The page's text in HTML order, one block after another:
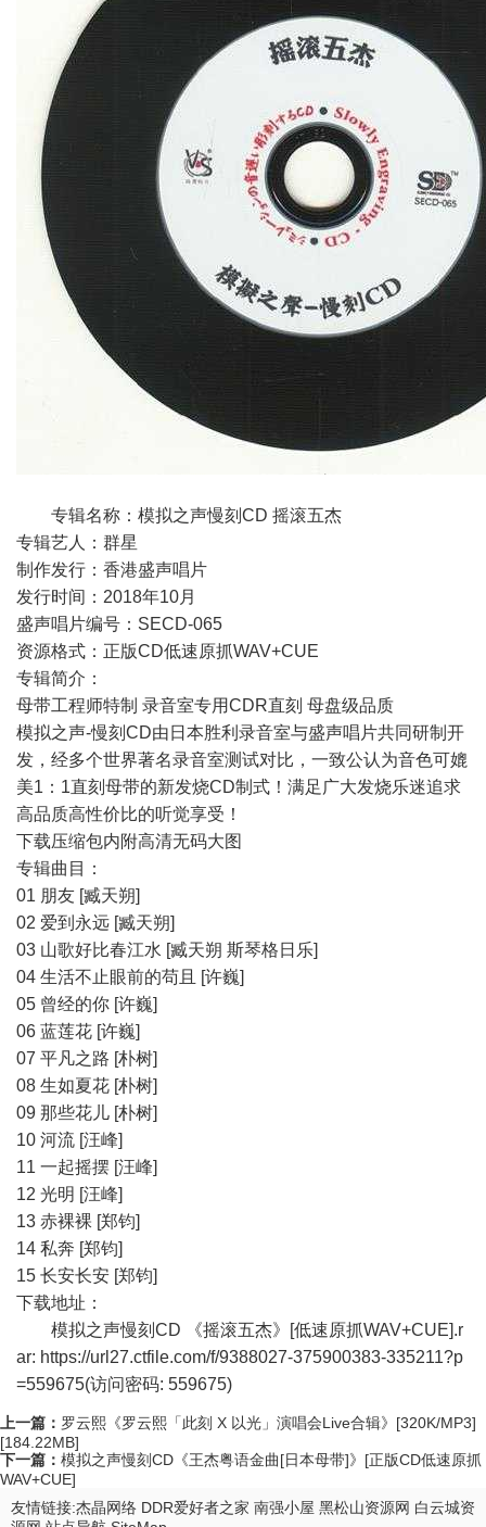
专辑名称：模拟之声慢刻CD 摇滚五杰
专辑艺人：群星
制作发行：香港盛声唱片
发行时间：2018年10月
盛声唱片编号：SECD-065
资源格式：正版CD低速原抓WAV+CUE
专辑简介：
母带工程师特制 录音室专用CDR直刻 母盘级品质
模拟之声-慢刻CD由日本胜利录音室与盛声唱片共同研制开
发，经多个世界著名录音室测试对比，一致公认为音色可媲
美1：1直刻母带的新发烧CD制式！满足广大发烧乐迷追求
高品质高性价比的听觉享受！
下载压缩包内附高清无码大图
专辑曲目：
01 朋友 [臧天朔]
02 爱到永远 [臧天朔]
03 山歌好比春江水 [臧天朔 斯琴格日乐]
04 生活不止眼前的苟且 [许巍]
05 曾经的你 [许巍]
06 蓝莲花 [许巍]
07 平凡之路 [朴树]
08 生如夏花 [朴树]
09 那些花儿 [朴树]
10 河流 [汪峰]
11 一起摇摆 [汪峰]
12 光明 [汪峰]
13 赤裸裸 [郑钧]
14 私奔 [郑钧]
15 长安长安 [郑钧]
下载地址：
模拟之声慢刻CD 《摇滚五杰》[低速原抓WAV+CUE].r
ar: https://url27.ctfile.com/f/9388027-375900383-335211?p
=559675(访问密码: 559675)
上一篇： 罗云熙《罗云熙「此刻 X 以光」演唱会Live合辑》[320K/MP3]
[184.22MB]
下一篇： 模拟之声慢刻CD《王杰粤语金曲[日本母带]》[正版CD低速原抓
WAV+CUE]
友情链接:杰晶网络 DDR爱好者之家 南强小屋 黑松山资源网 白云城资